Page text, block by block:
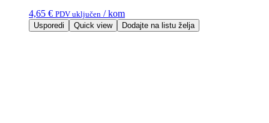
4,65 € PDV uključen / kom
Usporedi Quick view Dodajte na listu želja